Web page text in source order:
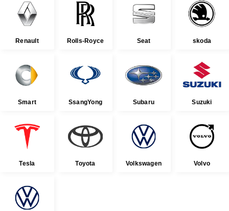
Renault Rolls-Royce Seat skoda
Smart SsangYong Subaru Suzuki
Tesla Toyota Volkswagen Volvo